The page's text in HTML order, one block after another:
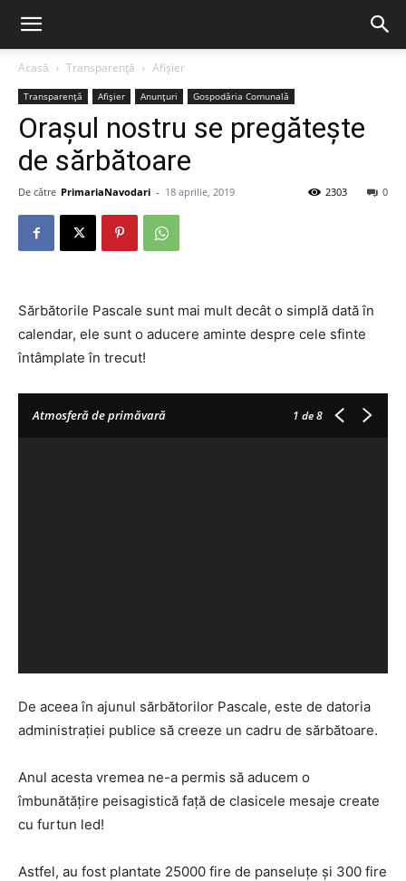
Acasă Transparență Afișier
Transparență Afișier Anunțuri Gospodăria Comunală
Orașul nostru se pregătește
de sărbătoare
De către PrimariaNavodari - 18 aprilie, 2019 0
2303
Sărbătorile Pascale sunt mai mult decât o simplă dată în
calendar, ele sunt o aducere aminte despre cele sfinte
întâmplate în trecut!
Atmosferă de primăvară 1 de 8
De aceea în ajunul sărbătorilor Pascale, este de datoria
administrației publice să creeze un cadru de sărbătoare.
Anul acesta vremea ne-a permis să aducem o
îmbunătățire peisagistică față de clasicele mesaje create
cu furtun led!
Astfel, au fost plantate 25000 fire de panseluțe și 300 fire